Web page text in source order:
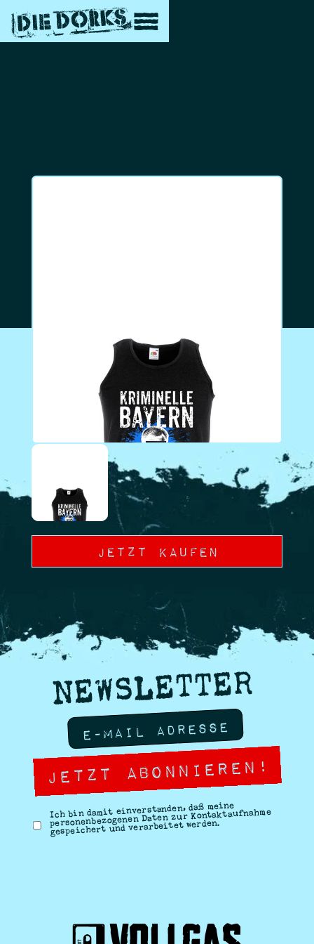
Jetzt Kaufen
NEWSLETTER
Ich bin damit einverstanden, daß meine
personenbezogenen Daten zur Kontaktaufnahme
gespeichert und verarbeitet werden.